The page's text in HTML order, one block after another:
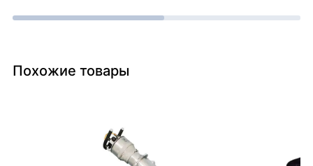
Похожие товары